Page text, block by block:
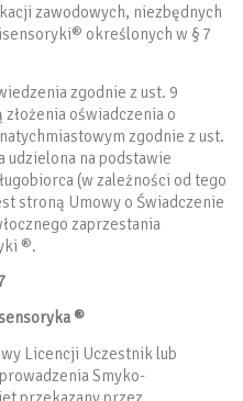
zawodowych, niezbędnych
określonych w § 7
zgodnie z ust. 9
oświadczenia o
zgodnie z ust.
udzielona na podstawie
(w zależności od tego
stroną Umowy o Świadczenie
zaprzestania
®.
®
Licencji Uczestnik lub
Smyko-